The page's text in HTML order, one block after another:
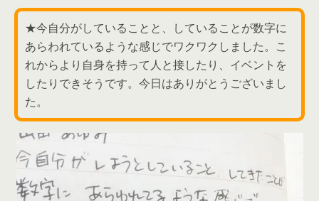
★今自分がしていることと、していることが数字に
あらわれているような感じでワクワクしました。こ
れからより自身を持って人と接したり、イベントを
したりできそうです。今日はありがとうございまし
た。